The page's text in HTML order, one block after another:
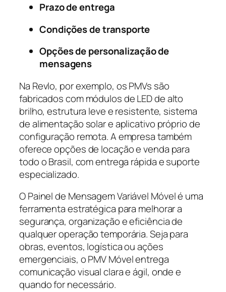
Prazo de entrega
Condições de transporte
Opções de personalização de
mensagens
Na Revlo, por exemplo, os PMVs são
fabricados com módulos de LED de alto
brilho, estrutura leve e resistente, sistema
de alimentação solar e aplicativo próprio de
configuração remota. A empresa também
oferece opções de locação e venda para
todo o Brasil, com entrega rápida e suporte
especializado.
O Painel de Mensagem Variável Móvel é uma
ferramenta estratégica para melhorar a
segurança, organização e eficiência de
qualquer operação temporária. Seja para
obras, eventos, logística ou ações
emergenciais, o PMV Móvel entrega
comunicação visual clara e ágil, onde e
quando for necessário.